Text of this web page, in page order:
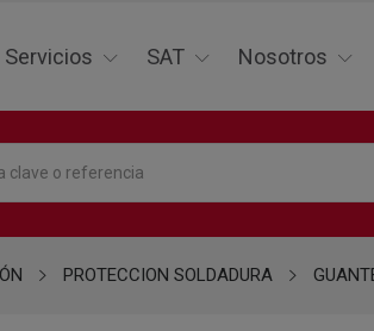
Servicios SAT Nosotros
PROTECCION SOLDADURA